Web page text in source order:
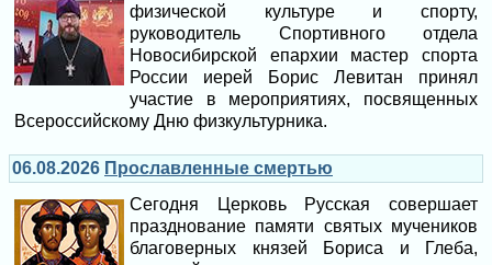
физической культуре и спорту,
руководитель Спортивного отдела
Новосибирской епархии мастер спорта
России иерей Борис Левитан принял
участие в мероприятиях, посвященных
Всероссийскому Дню физкультурника.
06.08.2026 Прославленные смертью
Сегодня Церковь Русская совершает
празднование памяти святых мучеников
благоверных князей Бориса и Глеба,